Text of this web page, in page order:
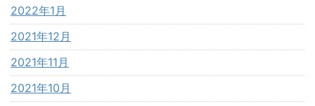
2022年1月
2021年12月
2021年11月
2021年10月